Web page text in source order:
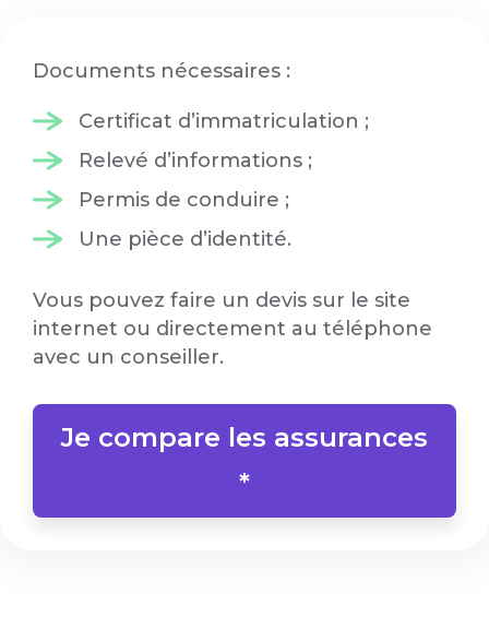
Documents nécessaires :
Certificat d’immatriculation ;
Relevé d’informations ;
Permis de conduire ;
Une pièce d’identité.
Vous pouvez faire un devis sur le site
internet ou directement au téléphone
avec un conseiller.
Je compare les assurances
*